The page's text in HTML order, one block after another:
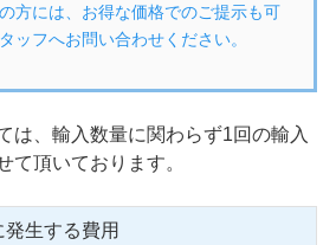
方には、お得な価格でのご提示も可
ッフへお問い合わせください。
は、輸入数量に関わらず1回の輸入
て頂いております。
発生する費用